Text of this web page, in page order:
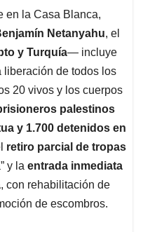
en la Casa Blanca,
Netanyahu, el
y Turquía— incluye
liberación de todos los
20 vivos y los cuerpos
palestinos
y 1.700 detenidos en
retiro parcial de tropas
y la entrada inmediata
, con rehabilitación de
de escombros.